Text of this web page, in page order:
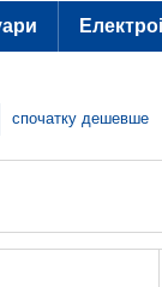
спочатку дешевше